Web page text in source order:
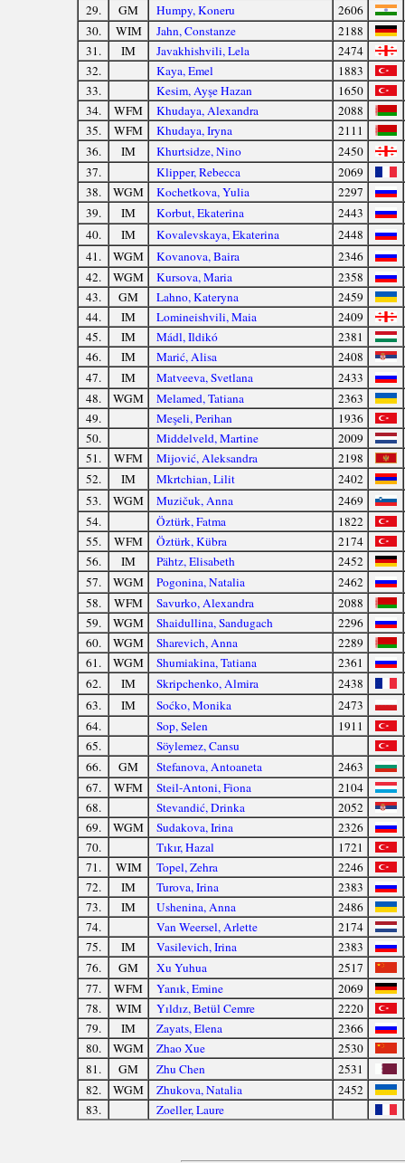
29.
GM Humpy, Koneru
2606
30.
WIM Jahn, Constanze
2188
31.
IM Javakhishvili, Lela
2474
32.
Kaya, Emel
1883
33.
Kesim, Ayşe Hazan
1650
34.
WFM Khudaya, Alexandra
2088
35.
WFM Khudaya, Iryna
2111
36.
IM Khurtsidze, Nino
2450
37.
Klipper, Rebecca
2069
38.
WGM Kochetkova, Yulia
2297
39.
IM Korbut, Ekaterina
2443
40.
IM Kovalevskaya, Ekaterina
2448
41.
WGM Kovanova, Baira
2346
42.
WGM Kursova, Maria
2358
43.
GM Lahno, Kateryna
2459
44.
IM Lomineishvili, Maia
2409
45.
IM Mádl, Ildikó
2381
46.
IM Marić, Alisa
2408
47.
IM Matveeva, Svetlana
2433
48.
WGM Melamed, Tatiana
2363
49.
Meşeli, Perihan
1936
50.
Middelveld, Martine
2009
51.
WFM Mijović, Aleksandra
2198
52.
IM Mkrtchian, Lilit
2402
53.
WGM Muzičuk, Anna
2469
54.
Öztürk, Fatma
1822
55.
WFM Öztürk, Kübra
2174
56.
IM Pähtz, Elisabeth
2452
57.
WGM Pogonina, Natalia
2462
58.
WFM Savurko, Alexandra
2088
59.
WGM Shaidullina, Sandugach
2296
60.
WGM Sharevich, Anna
2289
61.
WGM Shumiakina, Tatiana
2361
62.
IM Skripchenko, Almira
2438
63.
IM Soćko, Monika
2473
64.
Sop, Selen
1911
65.
Söylemez, Cansu
66.
GM Stefanova, Antoaneta
2463
67.
WFM Steil-Antoni, Fiona
2104
68.
Stevandić, Drinka
2052
69.
WGM Sudakova, Irina
2326
70.
Tıkır, Hazal
1721
71.
WIM Topel, Zehra
2246
72.
IM Turova, Irina
2383
73.
IM Ushenina, Anna
2486
74.
Van Weersel, Arlette
2174
75.
IM Vasilevich, Irina
2383
76.
GM Xu Yuhua
2517
77.
WFM Yanık, Emine
2069
78.
WIM Yıldız, Betül Cemre
2220
79.
IM Zayats, Elena
2366
80.
WGM Zhao Xue
2530
81.
GM Zhu Chen
2531
82.
WGM Zhukova, Natalia
2452
83.
Zoeller, Laure